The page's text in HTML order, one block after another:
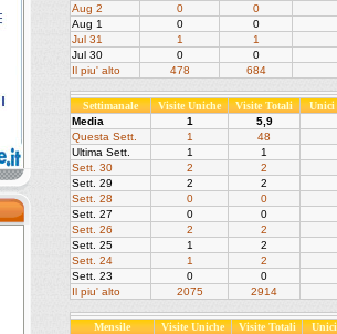
Aug 2
0
0
Aug 1
0
0
Jul 31
1
1
Jul 30
0
0
Il piu' alto
478 684
Settimanale Visite Uniche Visite Totali
Unici
Media
1
5,9
Questa Sett.
1
48
Ultima Sett.
1
1
Sett. 30
2
2
Sett. 29
2
2
Sett. 28
0
0
Sett. 27
0
0
Sett. 26
2
2
Sett. 25
1
2
Sett. 24
1
2
Sett. 23
0
0
Il piu' alto
2075 2914
Mensile Visite Uniche Visite Totali